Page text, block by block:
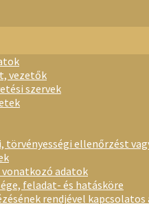
vezetők
szervek
törvényességi ellenőrzést
vonatkozó adatok
feladat- és hatásköre
rendjével